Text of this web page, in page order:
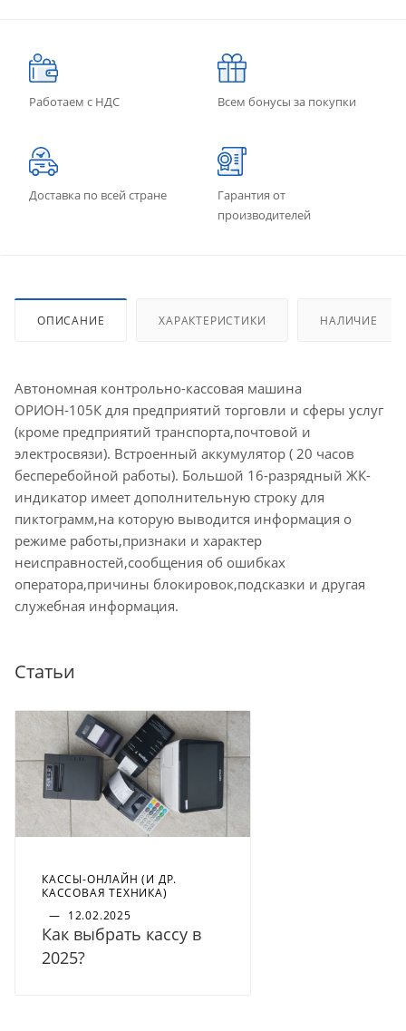
Работаем с НДС Всем бонусы за покупки
Доставка по всей стране
Гарантия от
производителей
ОПИСАНИЕ ХАРАКТЕРИСТИКИ НАЛИЧИЕ
Автономная контрольно-кассовая машина
ОРИОН-105К для предприятий торговли и сферы услуг
(кроме предприятий транспорта,почтовой и
электросвязи). Встроенный аккумулятор ( 20 часов
бесперебойной работы). Большой 16-разрядный ЖК-
индикатор имеет дополнительную строку для
пиктограмм,на которую выводится информация о
режиме работы,признаки и характер
неисправностей,сообщения об ошибках
оператора,причины блокировок,подсказки и другая
служебная информация.
Статьи
КАССЫ-ОНЛАЙН (И ДР.
КАССОВАЯ ТЕХНИКА)
— 12.02.2025
Как выбрать кассу в
2025?